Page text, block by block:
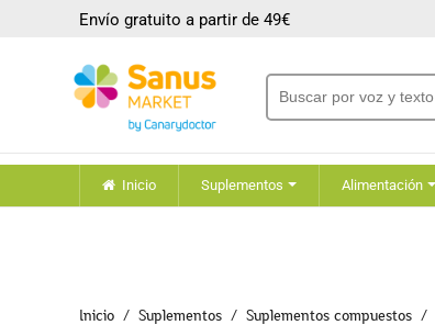
Envío gratuito a partir de 49€
Inicio Suplementos Alimentación
Inicio Suplementos Suplementos compuestos